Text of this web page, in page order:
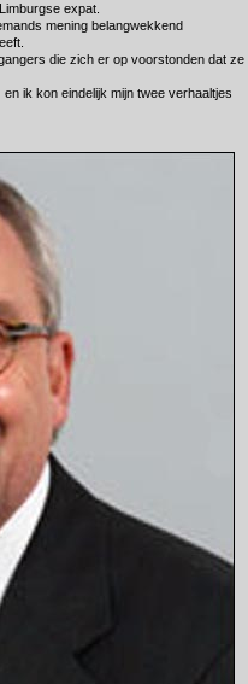
expat.
mening belangwekkend
die zich er op voorstonden dat ze
ik kon eindelijk mijn twee verhaaltjes